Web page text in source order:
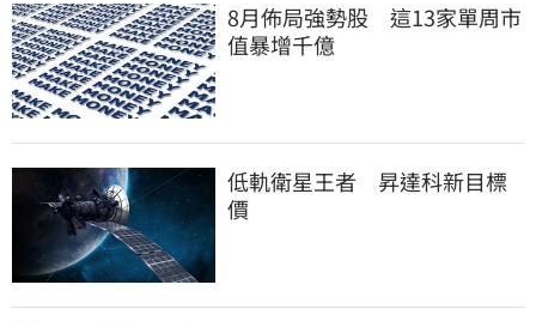
8月佈局強勢股 這13家單周市
值暴增千億
低軌衛星王者 昇達科新目標
價